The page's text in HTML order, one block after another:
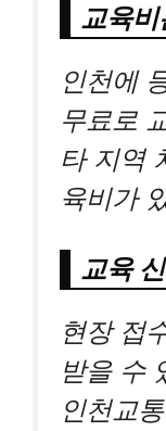
교육
인천에
무료로
타 지역
육비가
교육
현장 접
받을 수
인천교